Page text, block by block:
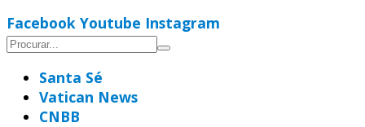
Facebook Youtube Instagram
Santa Sé
Vatican News
CNBB